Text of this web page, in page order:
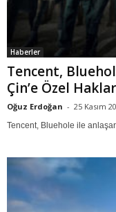
Haberler
Tencent,
Çin’e Özel
Oğuz Erdoğan - 25 Kasım
Tencent, Bluehole ile